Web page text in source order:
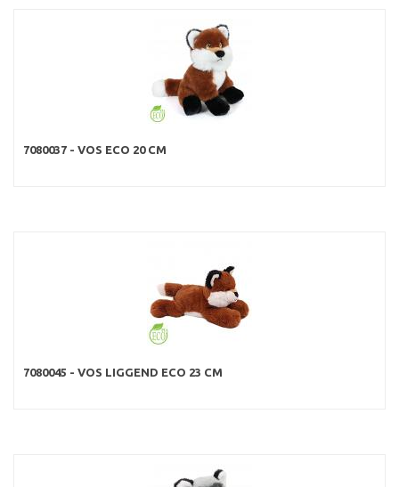
7080037 - VOS ECO 20 CM
7080045 - VOS LIGGEND ECO 23 CM